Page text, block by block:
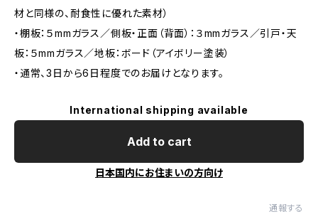
材と同様の、耐食性に優れた素材）
・棚板：５mmガラス／側板・正面（背面）：３mmガラス／引戸・天
板：５mmガラス／地板：ボード（アイボリー塗装）
・通常、3日から6日程度でのお届けとなります。
International shipping available
Add to cart
日本国内にお住まいの方向け
通報する